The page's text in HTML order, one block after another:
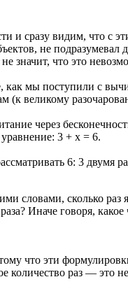
и сразу видим, что с
не
значит, что это
как мы поступили с
(к великому
через
3 + x = 6.
6: 3 двумя
словами, сколько
Иначе говоря,
что эти
количество раз — это